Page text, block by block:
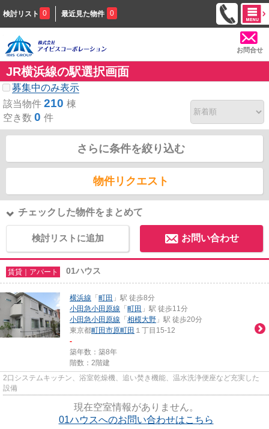
検討リスト 0 最近見た物件 0
お問合せ
JR横浜線の駅選択画面
募集中のみ表示
該当物件 210 棟
空き数 0 件
さらに条件を絞り込む
物件リクエスト
チェックした物件をまとめて
検討リストに追加 お問い合わせ
賃貸｜アパート 01ハウス
横浜線 「 町田 」駅 徒歩8分
小田急小田原線 「 町田 」駅 徒歩11分
小田急小田原線 「 相模大野 」駅 徒歩20分
東京都町田市原町田 １丁目15-12
-
築年数：築8年
階数：2階建
2口システムキッチン、浴室乾燥機、追い焚き機能、温水洗浄便座など充実した
設備
現在空室情報がありません。
01ハウスへのお問い合わせはこちら